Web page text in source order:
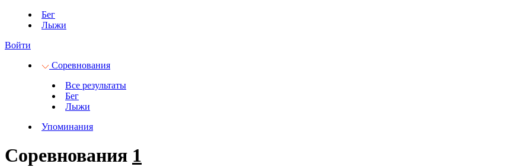
Бег
Лыжи
Войти
Соревнования
Все результаты
Бег
Лыжи
Упоминания
Соревнования 1